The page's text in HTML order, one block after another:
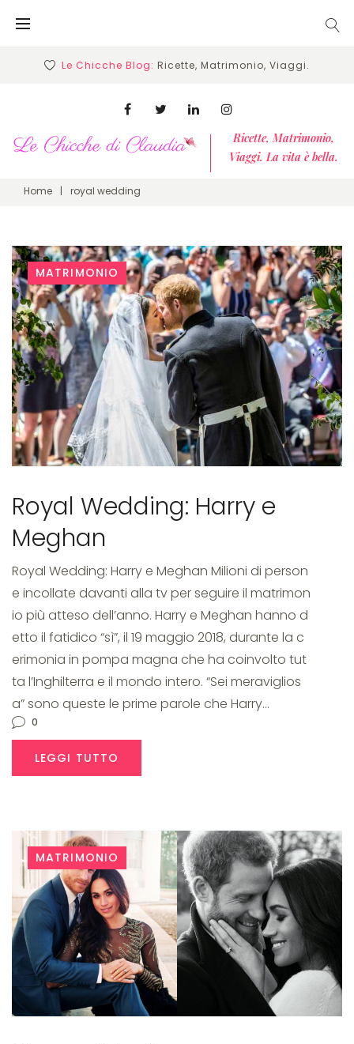
Le Chicche Blog: Ricette, Matrimonio, Viaggi.
Ricette, Matrimonio,
Viaggi. La vita è bella.
Facebook LinkedinInstagram
Home | royal wedding
Tag:
royal
wedding
MATRIMONIO
Royal Wedding: Harry e
Meghan
Royal Wedding: Harry e Meghan Milioni di person
e incollate davanti alla tv per seguire il matrimon
io più atteso dell’anno. Harry e Meghan hanno d
etto il fatidico “sì”, il 19 maggio 2018, durante la c
erimonia in pompa magna che ha coinvolto tut
ta l’Inghilterra e il mondo intero. “Sei meraviglios
a” sono queste le prime parole che Harry…
0
LEGGI TUTTO
MATRIMONIO